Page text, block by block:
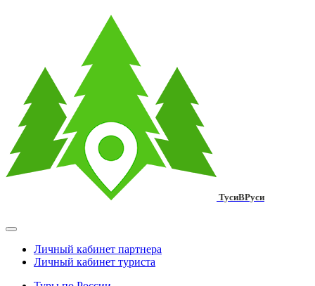
ТусиВРуси
Личный кабинет партнера
Личный кабинет туриста